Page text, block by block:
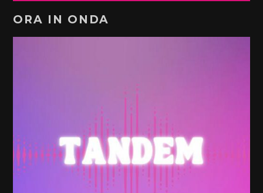
ORA IN ONDA